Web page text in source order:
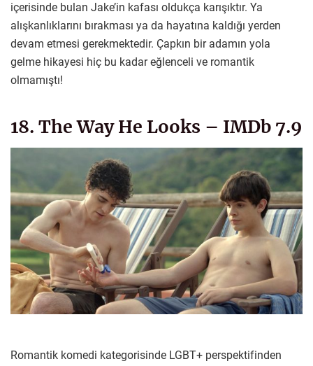
içerisinde bulan Jake’in kafası oldukça karışıktır. Ya
alışkanlıklarını bırakması ya da hayatına kaldığı yerden
devam etmesi gerekmektedir. Çapkın bir adamın yola
gelme hikayesi hiç bu kadar eğlenceli ve romantik
olmamıştı!
18. The Way He Looks – IMDb 7.9
Romantik komedi kategorisinde LGBT+ perspektifinden